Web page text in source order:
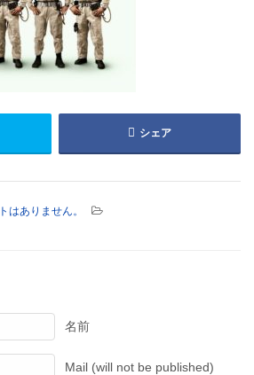
シェア
はありません。
名前
Mail (will not be published)